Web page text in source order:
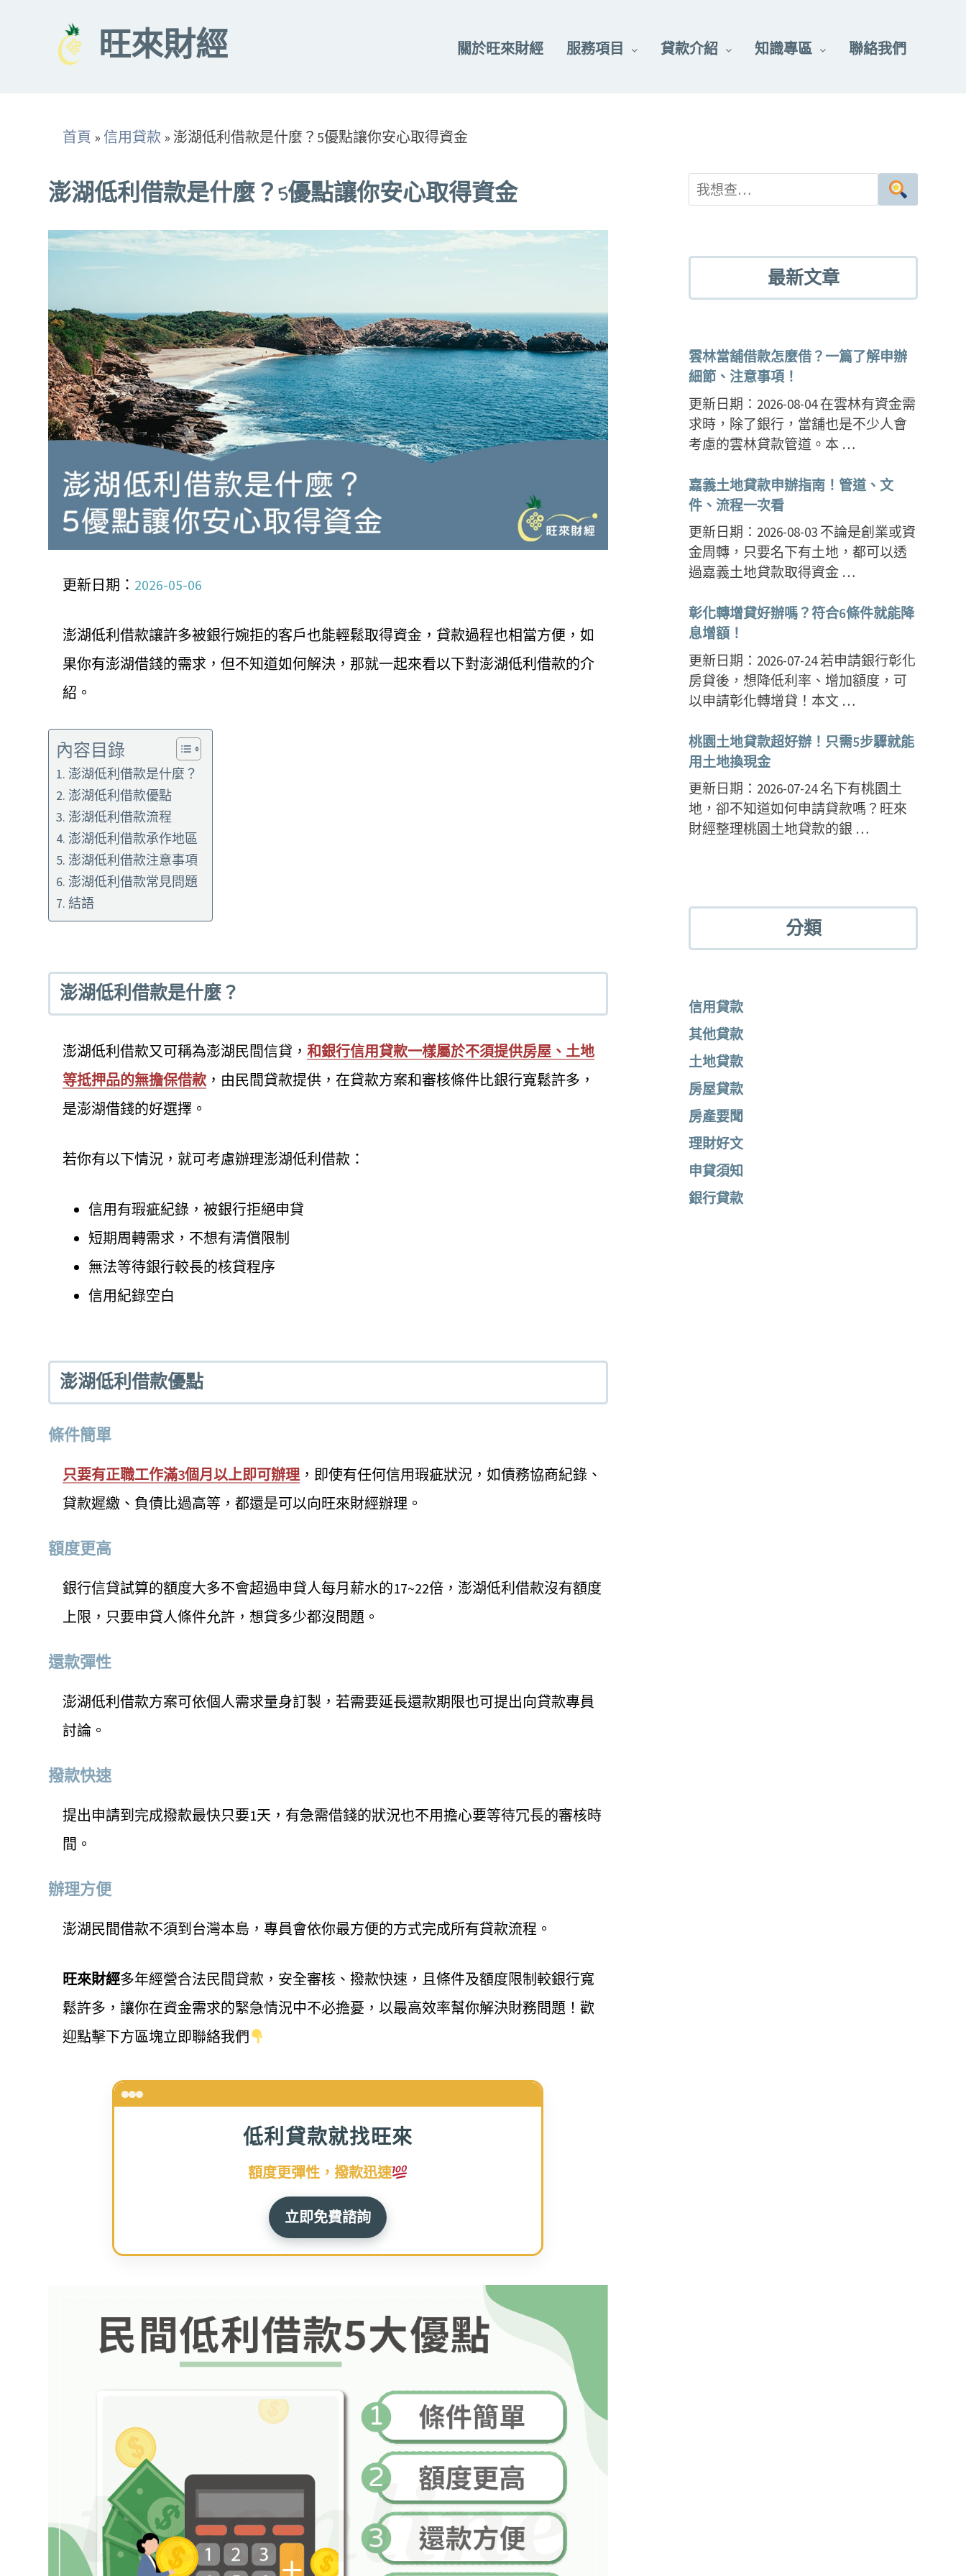
旺來財經 關於旺來財經 服務項目 貸款介紹 知識專區 聯絡我們
首頁 » 信用貸款 » 澎湖低利借款是什麼？5優點讓你安心取得資金
澎湖低利借款是什麼？5優點讓你安心取得資金
更新日期： 2026-05-06
澎湖低利借款讓許多被銀行婉拒的客戶也能輕鬆取得資金，貸款過程也相當方便，如
果你有澎湖借錢的需求，但不知道如何解決，那就一起來看以下對澎湖低利借款的介
紹。
內容目錄
澎湖低利借款是什麼？
澎湖低利借款優點
澎湖低利借款流程
澎湖低利借款承作地區
澎湖低利借款注意事項
澎湖低利借款常見問題
結語
澎湖低利借款是什麼？
澎湖低利借款又可稱為澎湖民間信貸， 和銀行信用貸款一樣屬於不須提供房屋、土地
等抵押品的無擔保借款 ，由民間貸款提供，在貸款方案和審核條件比銀行寬鬆許多，
是澎湖借錢的好選擇。
若你有以下情況，就可考慮辦理澎湖低利借款：
信用有瑕疵紀錄，被銀行拒絕申貸
短期周轉需求，不想有清償限制
無法等待銀行較長的核貸程序
信用紀錄空白
澎湖低利借款優點
條件簡單
只要有正職工作滿3個月以上即可辦理 ，即使有任何信用瑕疵狀況，如債務協商紀錄、
貸款遲繳、負債比過高等，都還是可以向旺來財經辦理。
額度更高
銀行信貸試算的額度大多不會超過申貸人每月薪水的17~22倍，澎湖低利借款沒有額度
上限，只要申貸人條件允許，想貸多少都沒問題。
還款彈性
澎湖低利借款方案可依個人需求量身訂製，若需要延長還款期限也可提出向貸款專員
討論。
撥款快速
提出申請到完成撥款最快只要1天，有急需借錢的狀況也不用擔心要等待冗長的審核時
間。
辦理方便
澎湖民間借款不須到台灣本島，專員會依你最方便的方式完成所有貸款流程。
旺來財經多年經營合法民間貸款，安全審核、撥款快速，且條件及額度限制較銀行寬
鬆許多，讓你在資金需求的緊急情況中不必擔憂，以最高效率幫你解決財務問題！歡
迎點擊下方區塊立即聯絡我們
低利貸款就找旺來
額度更彈性，撥款迅速
立即免費諮詢
最新文章
雲林當舖借款怎麼借？一篇了解申辦
細節、注意事項！
更新日期：2026-08-04 在雲林有資金需
求時，除了銀行，當舖也是不少人會
考慮的雲林貸款管道。本 …
嘉義土地貸款申辦指南！管道、文
件、流程一次看
更新日期：2026-08-03 不論是創業或資
金周轉，只要名下有土地，都可以透
過嘉義土地貸款取得資金 …
彰化轉增貸好辦嗎？符合6條件就能降
息增額！
更新日期：2026-07-24 若申請銀行彰化
房貸後，想降低利率、增加額度，可
以申請彰化轉增貸！本文 …
桃園土地貸款超好辦！只需5步驟就能
用土地換現金
更新日期：2026-07-24 名下有桃園土
地，卻不知道如何申請貸款嗎？旺來
財經整理桃園土地貸款的銀 …
分類
信用貸款
其他貸款
土地貸款
房屋貸款
房產要聞
理財好文
申貸須知
銀行貸款